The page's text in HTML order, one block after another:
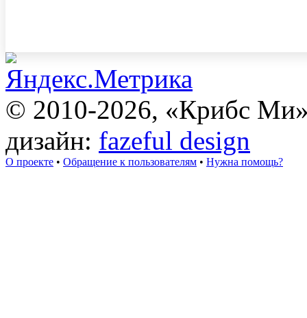
© 2010-2026, «Крибс
дизайн: fazeful design
О проекте • Обращение к пользователям • Нужна помощь?